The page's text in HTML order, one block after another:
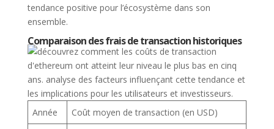
tendance positive pour l’écosystème dans son
ensemble.
Comparaison des frais de transaction historiques
Année
Coût moyen de transaction (en USD)